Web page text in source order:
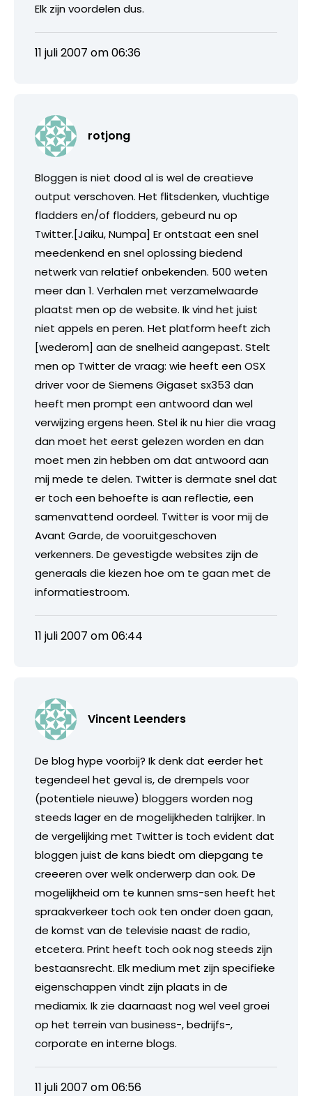
Elk zijn voordelen dus.
11 juli 2007 om 06:36
rotjong
Bloggen is niet dood al is wel de creatieve
output verschoven. Het flitsdenken, vluchtige
fladders en/of flodders, gebeurd nu op
Twitter.[Jaiku, Numpa] Er ontstaat een snel
meedenkend en snel oplossing biedend
netwerk van relatief onbekenden. 500 weten
meer dan 1. Verhalen met verzamelwaarde
plaatst men op de website. Ik vind het juist
niet appels en peren. Het platform heeft zich
[wederom] aan de snelheid aangepast. Stelt
men op Twitter de vraag: wie heeft een OSX
driver voor de Siemens Gigaset sx353 dan
heeft men prompt een antwoord dan wel
verwijzing ergens heen. Stel ik nu hier die vraag
dan moet het eerst gelezen worden en dan
moet men zin hebben om dat antwoord aan
mij mede te delen. Twitter is dermate snel dat
er toch een behoefte is aan reflectie, een
samenvattend oordeel. Twitter is voor mij de
Avant Garde, de vooruitgeschoven
verkenners. De gevestigde websites zijn de
generaals die kiezen hoe om te gaan met de
informatiestroom.
11 juli 2007 om 06:44
Vincent Leenders
De blog hype voorbij? Ik denk dat eerder het
tegendeel het geval is, de drempels voor
(potentiele nieuwe) bloggers worden nog
steeds lager en de mogelijkheden talrijker. In
de vergelijking met Twitter is toch evident dat
bloggen juist de kans biedt om diepgang te
creeeren over welk onderwerp dan ook. De
mogelijkheid om te kunnen sms-sen heeft het
spraakverkeer toch ook ten onder doen gaan,
de komst van de televisie naast de radio,
etcetera. Print heeft toch ook nog steeds zijn
bestaansrecht. Elk medium met zijn specifieke
eigenschappen vindt zijn plaats in de
mediamix. Ik zie daarnaast nog wel veel groei
op het terrein van business-, bedrijfs-,
corporate en interne blogs.
11 juli 2007 om 06:56